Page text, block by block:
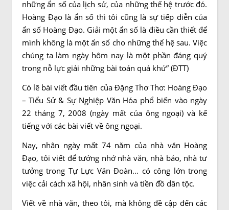
những ẩn số của lịch sử, của những thế hệ trước đó.
Hoàng Đạo là ẩn số thì tôi cũng là sự tiếp diễn của
ẩn số Hoàng Đạo. Giải một ẩn số là điều cần thiết để
mình không là một ẩn số cho những thế hệ sau. Việc
chúng ta làm ngày hôm nay là một phần đáng quý
trong nỗ lực giải những bài toán quá khứ” (ĐTT)
Có lẽ bài viết đầu tiên của Đặng Thơ Thơ: Hoàng Đạo
– Tiểu Sử & Sự Nghiệp Văn Hóa phổ biến vào ngày
22 tháng 7, 2008 (ngày mất của ông ngoại) và kế
tiếng với các bài viết về ông ngoại.
Nay, nhân ngày mất 74 năm của nhà văn Hoàng
Đạo, tôi viết để tưởng nhớ nhà văn, nhà báo, nhà tư
tưởng trong Tự Lực Văn Đoàn… có công lớn trong
việc cải cách xã hội, nhân sinh và tiền đồ dân tộc.
Viết về nhà văn, theo tôi, mà không đề cập đến các